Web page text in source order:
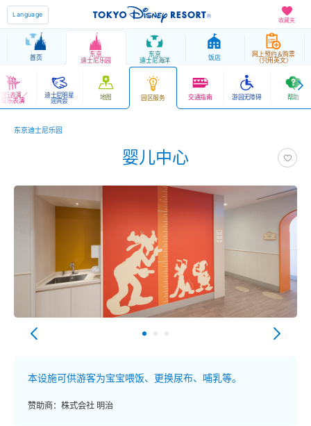
收藏夹
Language
首页 东京
迪士尼乐园
东京
迪士尼海洋 饭店 网上预约＆购票
（只用英文）
行表演／
娱乐表演
迪士尼明星
迎宾会 地图 园区服务 交通指南 游园无障碍 帮助
东京迪士尼乐园
婴儿中心
本设施可供游客为宝宝喂饭、更换尿布、哺乳等。
赞助商：株式会社 明治